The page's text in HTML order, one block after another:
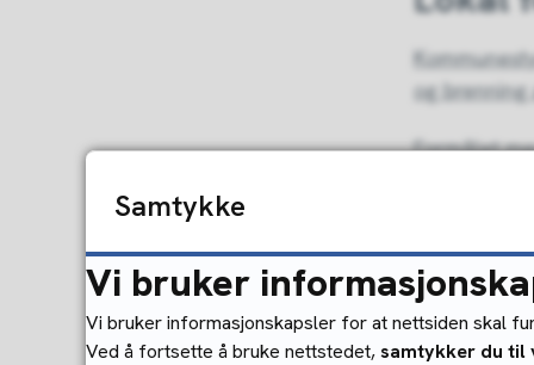
og brenning
Formålet
Tips
Ta
Samtykke
Vi bruker
Vi bruker informasjonskapsler for at nettsiden skal
Ved å fortsette å bruke nettstedet,samtykker du til